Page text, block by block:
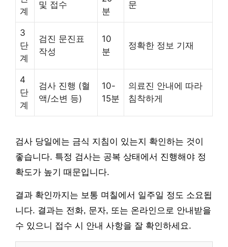
계
및 접수
분
문
3
단
계
검진 문진표
작성
10
분
정확한 정보 기재
4
단
계
검사 진행 (혈
액/소변 등)
10-
15분
의료진 안내에 따라
침착하게
검사 당일에는 금식 지침이 있는지 확인하는 것이
좋습니다. 특정 검사는 공복 상태에서 진행해야 정
확도가 높기 때문입니다.
결과 확인까지는 보통 며칠에서 일주일 정도 소요됩
니다. 결과는 전화, 문자, 또는 온라인으로 안내받을
수 있으니 접수 시 안내 사항을 잘 확인하세요.